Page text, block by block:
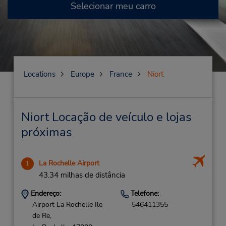
Selecionar meu carro
Locations Europe France Niort
Niort Locação de veículo e lojas
próximas
1 La Rochelle Airport
43.34 milhas de distância
Endereço:
Airport La Rochelle Ile
de Re,
Telefone:
546411355